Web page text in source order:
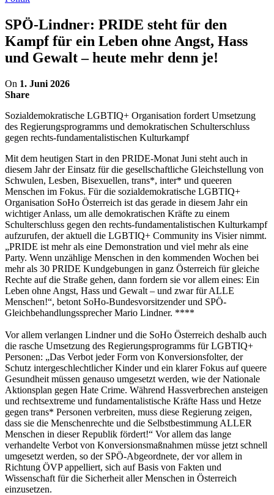
SPÖ-Lindner: PRIDE steht für den
Kampf für ein Leben ohne Angst, Hass
und Gewalt – heute mehr denn je!
On 1. Juni 2026
Share
Sozialdemokratische LGBTIQ+ Organisation fordert Umsetzung
des Regierungsprogramms und demokratischen Schulterschluss
gegen rechts-fundamentalistischen Kulturkampf
Mit dem heutigen Start in den PRIDE-Monat Juni steht auch in
diesem Jahr der Einsatz für die gesellschaftliche Gleichstellung von
Schwulen, Lesben, Bisexuellen, trans*, inter* und queeren
Menschen im Fokus. Für die sozialdemokratische LGBTIQ+
Organisation SoHo Österreich ist das gerade in diesem Jahr ein
wichtiger Anlass, um alle demokratischen Kräfte zu einem
Schulterschluss gegen den rechts-fundamentalistischen Kulturkampf
aufzurufen, der aktuell die LGBTIQ+ Community ins Visier nimmt.
„PRIDE ist mehr als eine Demonstration und viel mehr als eine
Party. Wenn unzählige Menschen in den kommenden Wochen bei
mehr als 30 PRIDE Kundgebungen in ganz Österreich für gleiche
Rechte auf die Straße gehen, dann fordern sie vor allem eines: Ein
Leben ohne Angst, Hass und Gewalt ­– und zwar für ALLE
Menschen!“, betont SoHo-Bundesvorsitzender und SPÖ-
Gleichbehandlungssprecher Mario Lindner. ****
Vor allem verlangen Lindner und die SoHo Österreich deshalb auch
die rasche Umsetzung des Regierungsprogramms für LGBTIQ+
Personen: „Das Verbot jeder Form von Konversionsfolter, der
Schutz intergeschlechtlicher Kinder und ein klarer Fokus auf queere
Gesundheit müssen genauso umgesetzt werden, wie der Nationale
Aktionsplan gegen Hate Crime. Während Hassverbrechen ansteigen
und rechtsextreme und fundamentalistische Kräfte Hass und Hetze
gegen trans* Personen verbreiten, muss diese Regierung zeigen,
dass sie die Menschenrechte und die Selbstbestimmung ALLER
Menschen in dieser Republik fördert!“ Vor allem das lange
verhandelte Verbot von Konversionsmaßnahmen müsse jetzt schnell
umgesetzt werden, so der SPÖ-Abgeordnete, der vor allem in
Richtung ÖVP appelliert, sich auf Basis von Fakten und
Wissenschaft für die Sicherheit aller Menschen in Österreich
einzusetzen.